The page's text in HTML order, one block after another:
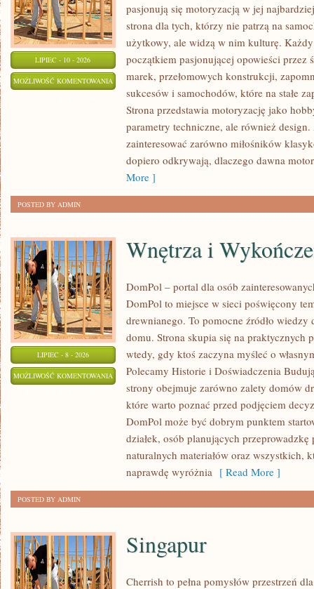
LIPIEC - 10 - 2026
MOŻLIWOŚĆ KOMENTOWANIA WYDARZENIA
SPOTKANIA
KLASYKÓW
pasjonują się motoryzacją w jej
strona dla tych, którzy nie patrzą na
użytkowy, ale widzą w nim kulturę.
początkiem pasjonującej opowieści przez
marek, przełomowych konstrukcji,
sukcesów i samochodów, które na stałe
Strona przedstawia motoryzację jako
parametry techniczne, ale również
zainteresować zarówno miłośników
dopiero odkrywają, dlaczego dawna
More ]
POSTED BY ADMIN
LIPIEC - 8 - 2026
MOŻLIWOŚĆ KOMENTOWANIA WNĘTRZA
WYKOŃCZENIA
Wnętrza i
DomPol – portal dla osób
DomPol to miejsce w sieci poświęcony
drewnianego. To pomocne źródło
domu. Strona skupia się na praktycznych
wtedy, gdy ktoś zaczyna myśleć o
Polecamy Historie i Doświadczenia
strony obejmuje zarówno zalety domów
które warto poznać przed podjęciem
DomPol może być dobrym punktem
działek, osób planujących
naturalnych materiałów oraz wszystkich,
naprawdę wyróżnia [ Read More ]
POSTED BY ADMIN
Singapur
Cherrish to pełna pomysłów przestrzeń